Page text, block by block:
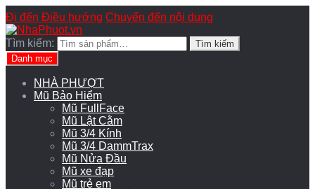
Đi đến Điều hướng Chuyển đến nội dung
Tìm kiếm:
Tìm kiếm
Danh mục
NHÀ PHƯỢT
Mũ Bảo Hiểm
Mũ FullFace
Mũ Lật Cằm
Mũ 3/4 Kính
Mũ 3/4 DammTrax
Mũ Nửa Đầu
Mũ xe đạp
Mũ trẻ em